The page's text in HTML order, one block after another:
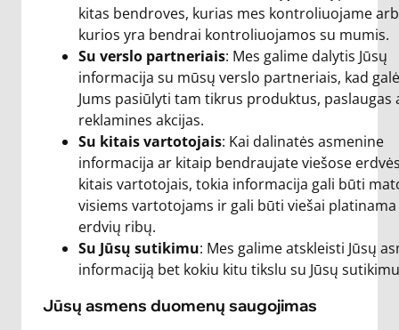
kitas bendroves, kurias mes kontroliuojame
kurios yra bendrai kontroliuojamos su mumis.
Su verslo partneriais: Mes galime dalytis Jūsų
informacija su mūsų verslo partneriais, kad
Jums pasiūlyti tam tikrus produktus, paslaugas
reklamines akcijas.
Su kitais vartotojais: Kai dalinatės asmenine
informacija ar kitaip bendraujate viešose
kitais vartotojais, tokia informacija gali būti
visiems vartotojams ir gali būti viešai
erdvių ribų.
Su Jūsų sutikimu: Mes galime atskleisti Jūsų
informaciją bet kokiu kitu tikslu su Jūsų
Jūsų asmens duomenų saugojimas